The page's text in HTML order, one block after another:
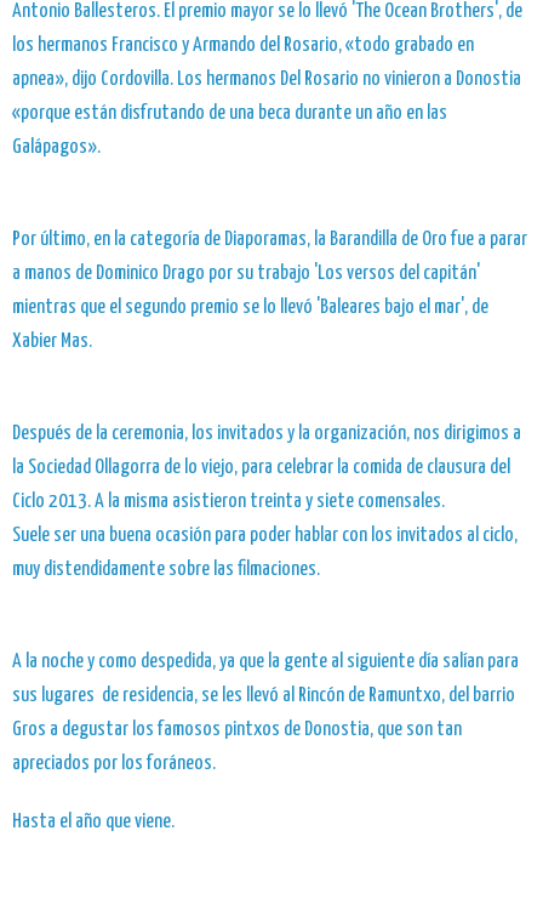
Antonio Ballesteros. El premio mayor se lo llevó 'The Ocean Brothers', de
los hermanos Francisco y Armando del Rosario, «todo grabado en
apnea», dijo Cordovilla. Los hermanos Del Rosario no vinieron a Donostia
«porque están disfrutando de una beca durante un año en las
Galápagos».
Por último, en la categoría de Diaporamas, la Barandilla de Oro fue a parar
a manos de Dominico Drago por su trabajo 'Los versos del capitán'
mientras que el segundo premio se lo llevó 'Baleares bajo el mar', de
Xabier Mas.
Después de la ceremonia, los invitados y la organización, nos dirigimos a
la Sociedad Ollagorra de lo viejo, para celebrar la comida de clausura del
Ciclo 2013. A la misma asistieron treinta y siete comensales.
Suele ser una buena ocasión para poder hablar con los invitados al ciclo,
muy distendidamente sobre las filmaciones.
A la noche y como despedida, ya que la gente al siguiente día salían para
sus lugares de residencia, se les llevó al Rincón de Ramuntxo, del barrio
Gros a degustar los famosos pintxos de Donostia, que son tan
apreciados por los foráneos.
Hasta el año que viene.